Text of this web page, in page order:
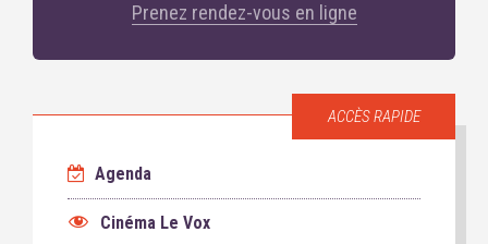
Prenez rendez-vous en ligne
ACCÈS RAPIDE
Agenda
Cinéma Le Vox